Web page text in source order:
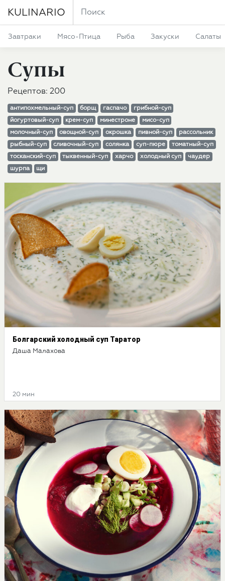
KULINARIO
Завтраки Мясо-Птица Рыба Закуски Салаты
Супы
Рецептов: 200
антипохмельный-суп борщ гаспачо
грибной-суп
йогуртовый-суп
крем-суп минестроне
мисо-суп
молочный-суп
овощной-суп окрошка пивной-суп
рассольник
рыбный-суп
сливочный-суп солянка суп-пюре
томатный-суп
тосканский-суп
тыквенный-суп харчо холодный суп
чаудер
шурпа
щи
Болгарский холодный суп Таратор
Даша Малахова
20 мин